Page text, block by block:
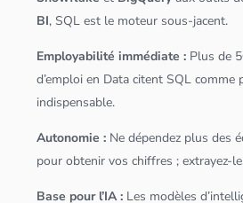
BI, SQL est le moteur sous-jacent.
Employabilité immédiate : Plus de
d’emploi en Data citent SQL comme
indispensable.
Autonomie : Ne dépendez plus des
pour obtenir vos chiffres ; extrayez-
Base pour l’IA : Les modèles d’